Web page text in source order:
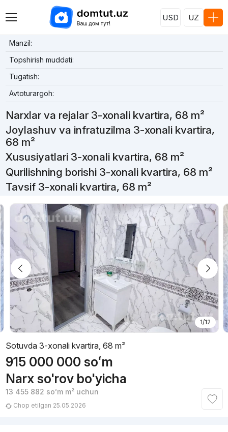
USD UZ
Manzil:
Topshirish muddati:
Tugatish:
Avtoturargoh:
Narxlar va rejalar 3-xonali kvartira, 68 m²
Joylashuv va infratuzilma 3-xonali kvartira,
68 m²
Xususiyatlari 3-xonali kvartira, 68 m²
Qurilishning borishi 3-xonali kvartira, 68 m²
Tavsif 3-xonali kvartira, 68 m²
1/12
Sotuvda 3-xonali kvartira, 68 m²
915 000 000 soʻm
Narx so'rov bo'yicha
13 455 882 soʻmm² uchun
Chop etilgan 25.05.2026